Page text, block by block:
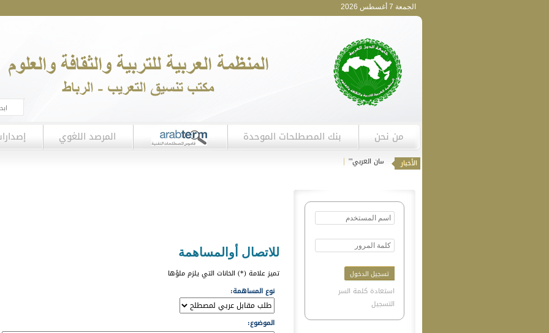
الجمعة 7 أغسطس 2026
من نحن بنك المصطلحات الموحدة المرصد اللغوي
دعوة للمساهمة في دورية "اللسان العربي"'|
للاتصال أوالمساهمة
تميز علامة (*) الخانات التي يلزم ملؤها
نوع المساهمة:
الموضوع:
استعادة كلمة السر
التسجيل